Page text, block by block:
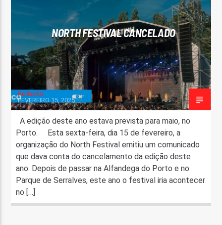
ON FM
NORTH FESTIVAL CANCELADO
Redação
FEVEREIRO 15, 2025
A edição deste ano estava prevista para maio, no
Porto. Esta sexta-feira, dia 15 de fevereiro, a
organização do North Festival emitiu um comunicado
que dava conta do cancelamento da edição deste
ano. Depois de passar na Alfandega do Porto e no
Parque de Serralves, este ano o festival iria acontecer
no […]